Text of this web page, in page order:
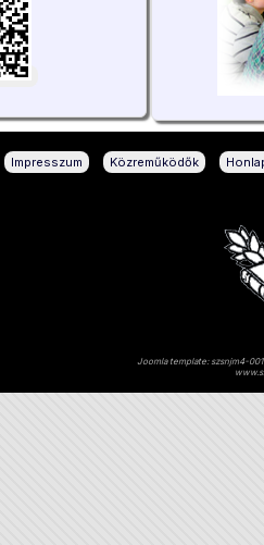
Impresszum Közreműködők
Joomla template: szsnjm4-